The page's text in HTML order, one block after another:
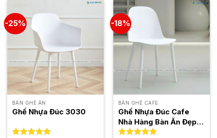
-25%
BÀN GHẾ ĂN
Ghế Nhựa Đúc 3030
-18%
BÀN GHẾ CAFE
Ghế Nhựa Đúc Cafe
Nhà Hàng Bàn Ăn Đẹp
3000